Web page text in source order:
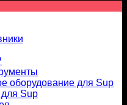
оборудование для Sup
Sup